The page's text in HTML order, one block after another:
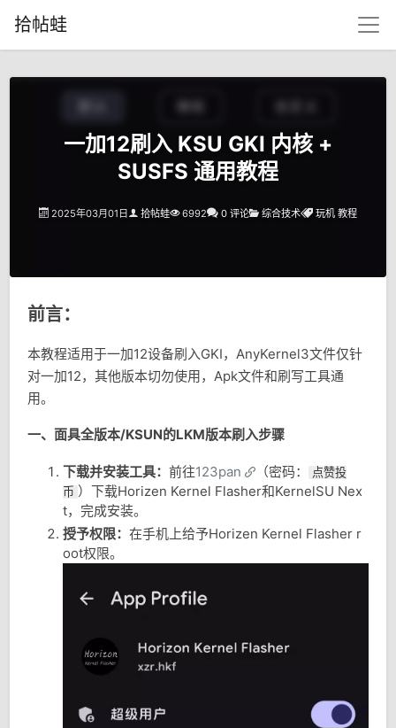
拾帖蛙
一加12刷入 KSU GKI 内核 +
SUSFS 通用教程
2025年03月01日 拾帖蛙 6992 0 评论 综合技术 玩机 教程
前言：
本教程适用于一加12设备刷入GKI，AnyKernel3文件仅针
对一加12，其他版本切勿使用，Apk文件和刷写工具通
用。
一、面具全版本/KSUN的LKM版本刷入步骤
下载并安装工具： 前往123pan （密码：
点赞投
币 ）下载Horizen Kernel Flasher和KernelSU Nex
t，完成安装。
授予权限： 在手机上给予Horizen Kernel Flasher r
oot权限。